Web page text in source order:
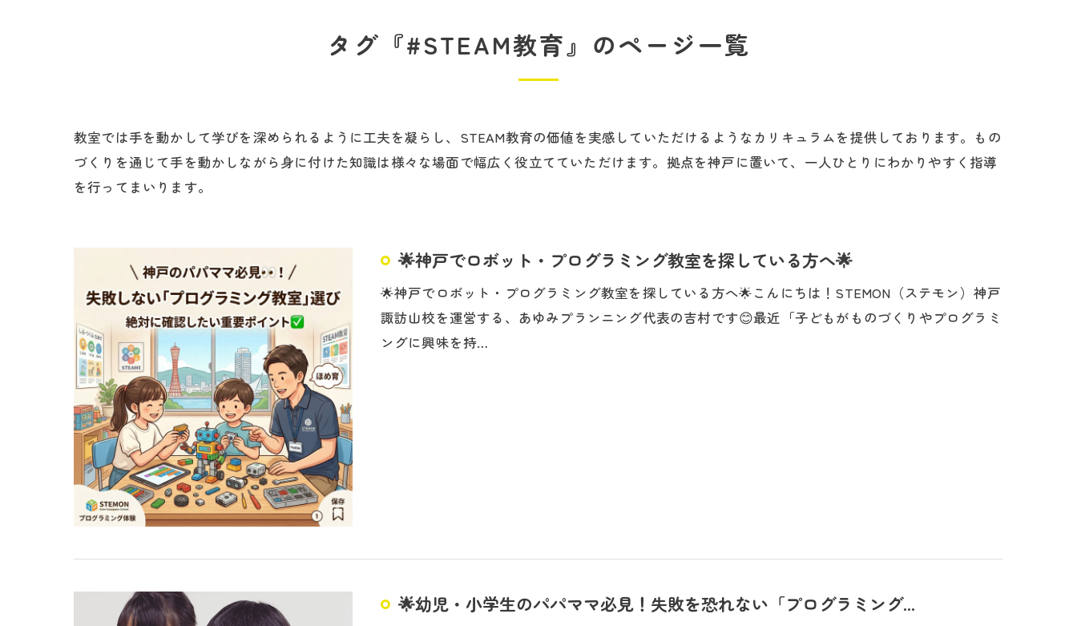
タグ『#STEAM教育』のページ一覧
教室では手を動かして学びを深められるように工夫を凝らし、STEAM教育の価値を実感していただけるようなカリキュラムを提供しております。もの
づくりを通じて手を動かしながら身に付けた知識は様々な場面で幅広く役立てていただけます。拠点を神戸に置いて、一人ひとりにわかりやすく指導
を行ってまいります。
🌟神戸でロボット・プログラミング教室を探している方へ🌟
🌟神戸でロボット・プログラミング教室を探している方へ🌟こんにちは！STEMON（ステモン）神戸
諏訪山校を運営する、あゆみプランニング代表の吉村です😊最近「子どもがものづくりやプログラミ
ングに興味を持…
🌟幼児・小学生のパパママ必見！失敗を恐れない「プログラミング...